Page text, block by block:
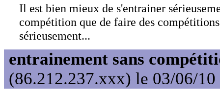
Il est bien mieux de s'entrainer
compétition que de faire des
sérieusement...
entrainement sans
(86.212.237.xxx) le 03/06/10